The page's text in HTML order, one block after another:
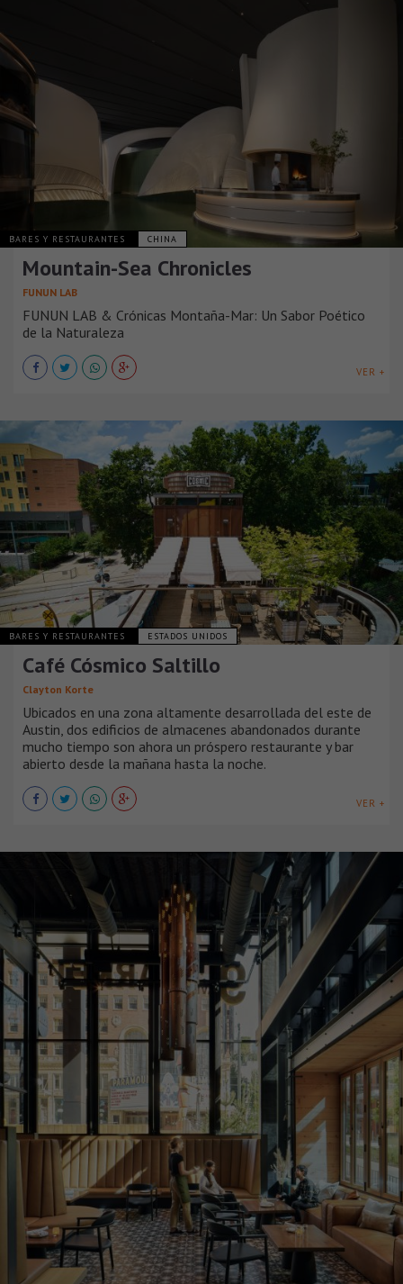
BARES Y RESTAURANTES CHINA
Mountain-Sea Chronicles
FUNUN LAB
FUNUN LAB & Crónicas Montaña-Mar: Un Sabor Poético
de la Naturaleza
VER +
BARES Y RESTAURANTES ESTADOS UNIDOS
Café Cósmico Saltillo
Clayton Korte
Ubicados en una zona altamente desarrollada del este de
Austin, dos edificios de almacenes abandonados durante
mucho tiempo son ahora un próspero restaurante y bar
abierto desde la mañana hasta la noche.
VER +